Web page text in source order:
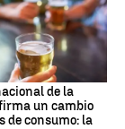
de la
un cambio
de consumo: la